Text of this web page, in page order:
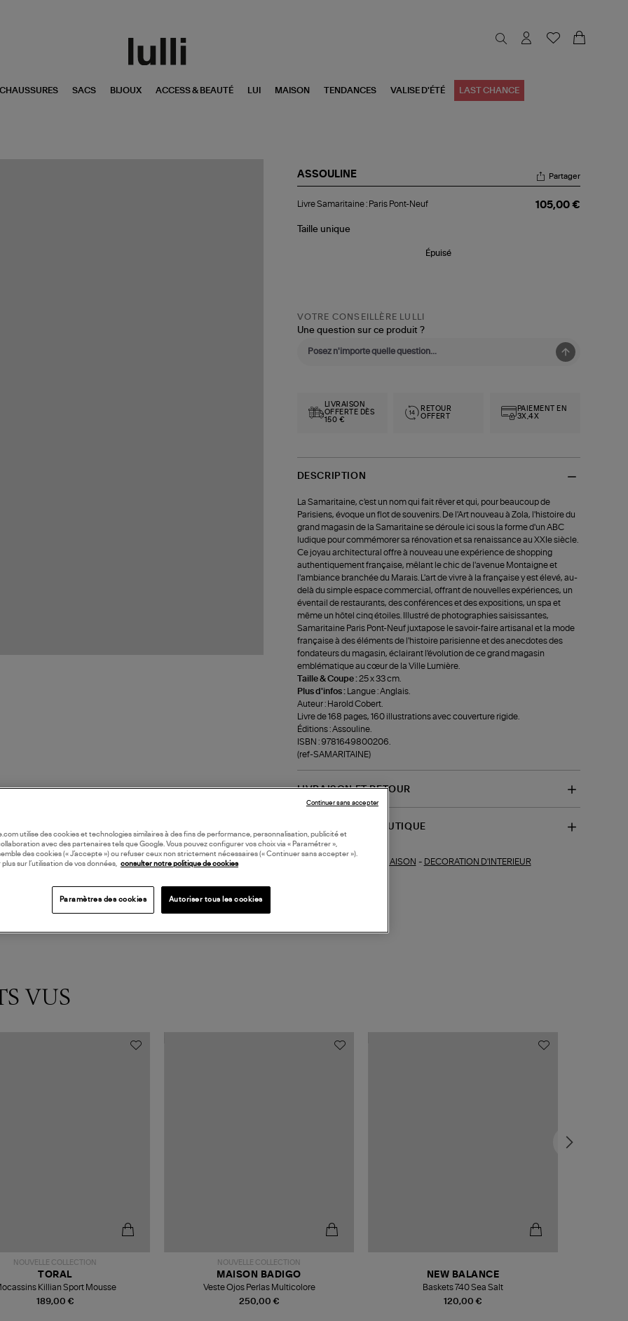
CHAUSSURES SACS BIJOUX ACCESS & BEAUTÉ LUI MAISON TENDANCES VALISE D'ÉTÉ LAST CHANCE
ASSOULINE
Samaritaine
Paris
Partager
Livre Samaritaine : Paris Pont-Neuf 105,00 €
Taille unique
Épuisé
VOTRE CONSEILLÈRE LULLI
Une question sur ce produit ?
LIVRAISON
OFFERTE DÈS
150 €
RETOUR
OFFERT
PAIEMENT EN
3X,4X
DESCRIPTION
La Samaritaine, c'est un nom qui fait rêver et qui, pour beaucoup de
Parisiens, évoque un flot de souvenirs. De l'Art nouveau à Zola, l'histoire du
grand magasin de la Samaritaine se déroule ici sous la forme d'un ABC
ludique pour commémorer sa rénovation et sa renaissance au XXIe siècle.
Ce joyau architectural offre à nouveau une expérience de shopping
authentiquement française, mêlant le chic de l'avenue Montaigne et
l'ambiance branchée du Marais. L'art de vivre à la française y est élevé, au-
delà du simple espace commercial, offrant de nouvelles expériences, un
éventail de restaurants, des conférences et des expositions, un spa et
même un hôtel cinq étoiles. Illustré de photographies saisissantes,
Samaritaine Paris Pont-Neuf juxtapose le savoir-faire artisanal et la mode
française à des éléments de l'histoire parisienne et des anecdotes des
fondateurs du magasin, éclairant l'évolution de ce grand magasin
emblématique au cœur de la Ville Lumière.
Taille & Coupe :25 x 33 cm.
Plus d'infos :
Langue : Anglais.
Auteur : Harold Cobert.
Livre de 168 pages, 160 illustrations avec couverture rigide.
Éditions : Assouline.
ISBN : 9781649800206.
(ref-SAMARITAINE)
LIVRAISON ET RETOUR
DISPONIBILITÉ BOUTIQUE
MAISON - DECORATION D'INTERIEUR
VUS
NOUVELLE COLLECTION
189,00 €
TORAL
Killian Sport Mousse
NOUVELLE COLLECTION
250,00 €
MAISON BADIGO
Veste Ojos Perlas Multicolore
120,00 €
NEW BALANCE
Baskets 740 Sea Salt
utilise des cookies et technologies similaires à des fins de performance, personnalisation, publicité et
avec des partenaires tels que Google. Vous pouvez configurer vos choix via « Paramétrer »,
des cookies (« J’accepte ») ou refuser ceux non strictement nécessaires (« Continuer sans accepter »).
plus sur l’utilisation de vos données,
consulter notre politique de cookies
Paramètres des cookies Autoriser tous les cookies
Continuer sans accepter